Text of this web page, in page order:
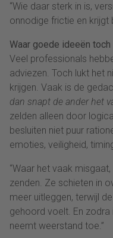
“Wie daar sterk in is,
onnodige frictie en krijgt
Waar goede ideeën toch
Veel professionals
adviezen. Toch lukt het
krijgen. Vaak is de
dan snapt de ander het
zelden alleen door
besluiten niet puur
emoties, veiligheid,
“Waar het vaak
zenden. Ze schieten in
meer uitleggen, terwijl
gehoord voelt. En
neemt weerstand toe.”